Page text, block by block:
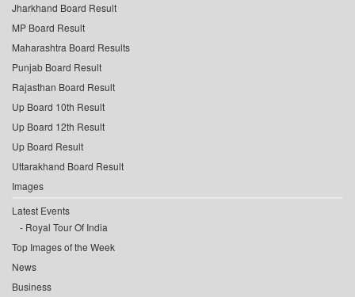
Jharkhand Board Result
MP Board Result
Maharashtra Board Results
Punjab Board Result
Rajasthan Board Result
Up Board 10th Result
Up Board 12th Result
Up Board Result
Uttarakhand Board Result
Images
Latest Events
Royal Tour Of India
Top Images of the Week
News
Business